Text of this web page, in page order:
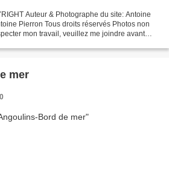
Auteur & Photographe du site: Antoine
Pierron Tous droits réservés Photos non
mon travail, veuillez me joindre avant
mer